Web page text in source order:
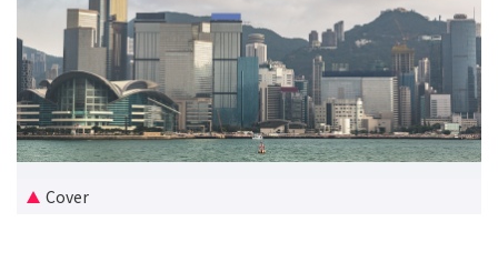
优惠礼遇
新盘优越按揭优惠
中原按揭标签优惠
推荐齐齐友赏
Cover